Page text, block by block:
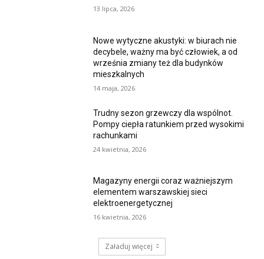
13 lipca, 2026
Nowe wytyczne akustyki: w biurach nie
decybele, ważny ma być człowiek, a od
września zmiany też dla budynków
mieszkalnych
14 maja, 2026
Trudny sezon grzewczy dla wspólnot.
Pompy ciepła ratunkiem przed wysokimi
rachunkami
24 kwietnia, 2026
Magazyny energii coraz ważniejszym
elementem warszawskiej sieci
elektroenergetycznej
16 kwietnia, 2026
Załaduj więcej